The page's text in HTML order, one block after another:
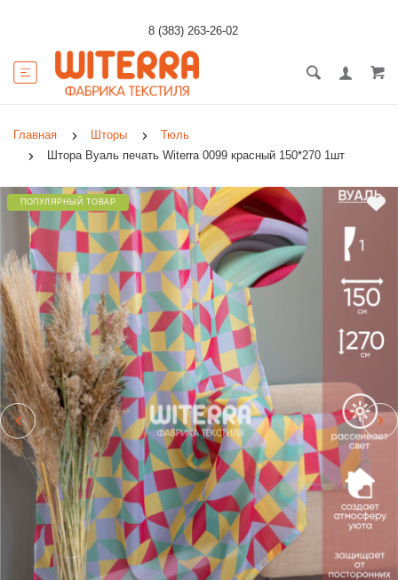
8 (383) 263-26-02
Главная Шторы
Тюль
Штора Вуаль печать Witerra 0099 красный 150*270 1шт
ПОПУЛЯРНЫЙ ТОВАР